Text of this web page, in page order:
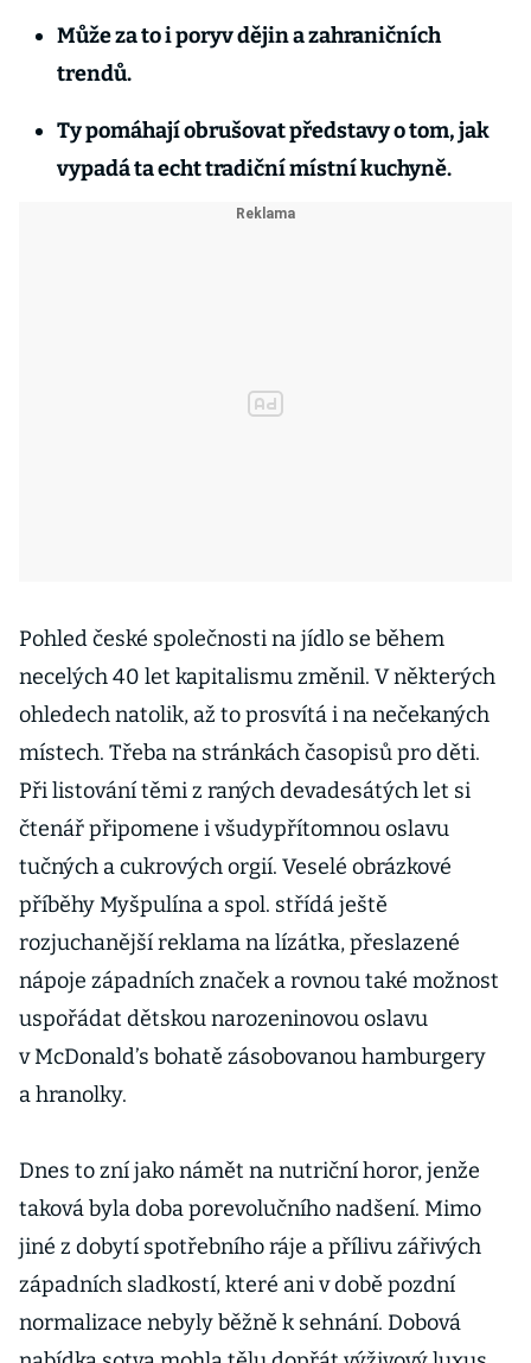
Může za to i poryv dějin a zahraničních
trendů.
Ty pomáhají obrušovat představy o tom, jak
vypadá ta echt tradiční místní kuchyně.
Pohled české společnosti na jídlo se během
necelých 40 let kapitalismu změnil. V některých
ohledech natolik, až to prosvítá i na nečekaných
místech. Třeba na stránkách časopisů pro děti.
Při listování těmi z raných devadesátých let si
čtenář připomene i všudypřítomnou oslavu
tučných a cukrových orgií. Veselé obrázkové
příběhy Myšpulína a spol. střídá ještě
rozjuchanější reklama na lízátka, přeslazené
nápoje západních značek a rovnou také možnost
uspořádat dětskou narozeninovou oslavu
v McDonald’s bohatě zásobovanou hamburgery
a hranolky.
Dnes to zní jako námět na nutriční horor, jenže
taková byla doba porevolučního nadšení. Mimo
jiné z dobytí spotřebního ráje a přílivu zářivých
západních sladkostí, které ani v době pozdní
normalizace nebyly běžně k sehnání. Dobová